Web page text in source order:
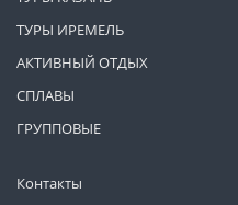
Контакты
ТУРЫ ИРЕМЕЛЬ
АКТИВНЫЙ ОТДЫХ
СПЛАВЫ
ГРУППОВЫЕ